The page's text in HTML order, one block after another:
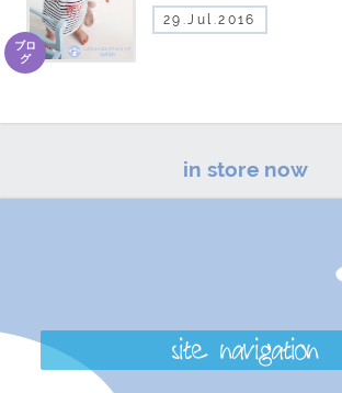
29.Jul.2016
ブロ
グ
in store now
site navigation